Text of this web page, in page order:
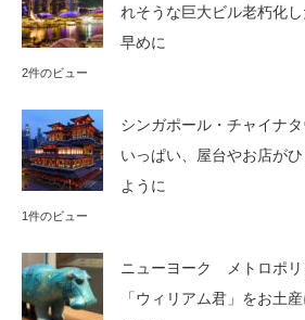
れそうな巨大ビル老朽化
早めに
2件のビュー
シンガポール・チャイナ
いっぱい、屋台やお店が
ように
1件のビュー
ニューヨーク メトロポリ
「ウィリアム君」をお土